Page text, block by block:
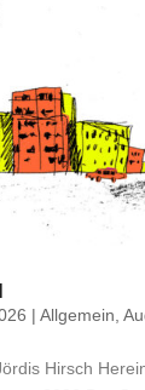
| Allgemein
Hirsch